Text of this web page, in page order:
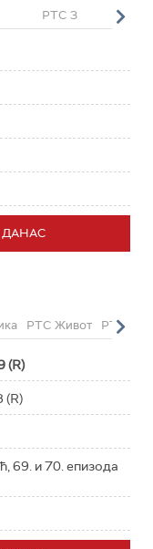
РТС 3
РТС Живот РТС
(R)
(R)
69. и 70. епизода